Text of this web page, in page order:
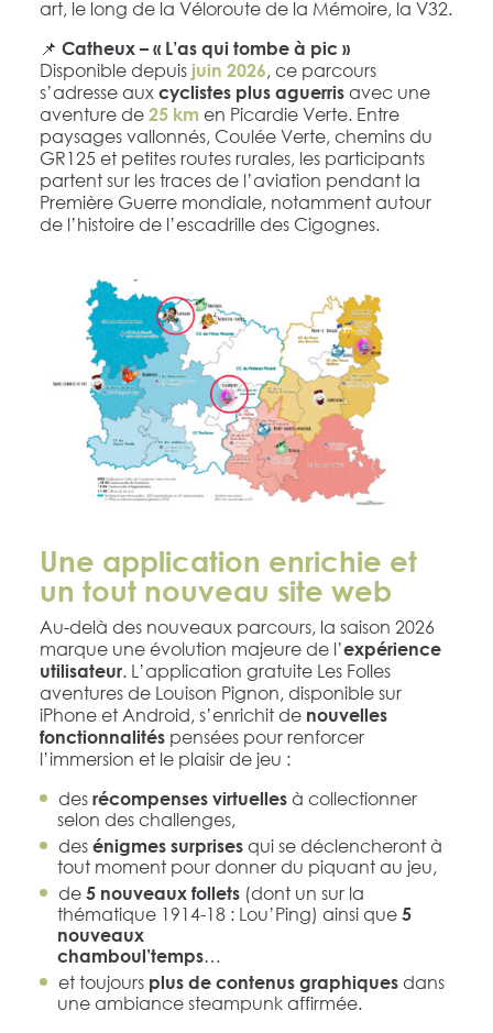
art, le long de la Véloroute de la Mémoire, la V32.
📌 Catheux – « L’as qui tombe à pic »
Disponible depuis juin 2026, ce parcours
s’adresse aux cyclistes plus aguerrisavec une
aventure de 25 km en Picardie Verte. Entre
paysages vallonnés, Coulée Verte, chemins du
GR125 et petites routes rurales, les participants
partent sur les traces de l’aviation pendant la
Première Guerre mondiale, notamment autour
de l’histoire de l’escadrille des Cigognes.
Une application enrichie et
un tout nouveau site web
Au-delà des nouveaux parcours, la saison 2026
marque une évolution majeure de l’expérience
utilisateur. L’application gratuite Les Folles
aventures de Louison Pignon, disponible sur
iPhone et Android, s’enrichit de nouvelles
fonctionnalitéspensées pour renforcer
l’immersion et le plaisir de jeu :
des récompenses virtuellesà collectionner
selon des challenges,
des énigmes surprisesqui se déclencheront à
tout moment pour donner du piquant au jeu,
de 5 nouveaux follets(dont un sur la
thématique 1914-18 : Lou’Ping) ainsi que 5
nouveaux
chamboul’temps…
et toujours plus de contenus graphiquesdans
une ambiance steampunk affirmée.